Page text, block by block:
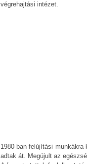
végrehajtási intézet.
1980-ban felújítási
adtak át. Megújult az